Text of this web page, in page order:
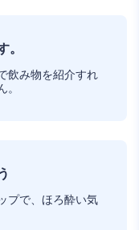
。
飲み物を紹介すれ
プで、ほろ酔い気